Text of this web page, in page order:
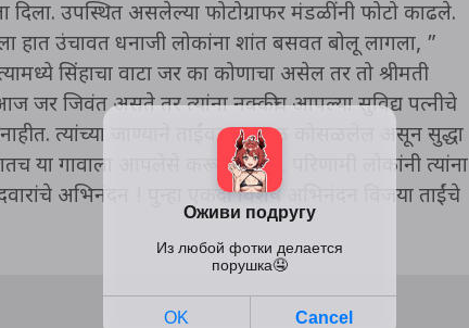
उपस्थित असलेल्या फोटोग्राफर मंडळींनी फोटो काढले.
हात उंचावत धनाजी लोकांना शांत बसवत बोलू लागला, ”
सिंहाचा वाटा जर का कोणाचा असेल तर तो श्रीमती
जर जिवंत असते तर त्यांना नक्कीच आपल्या सुविद्य पत्नीचे
त्यांच्या जाण्याने ताईंवर आभाळ कोसळलेल असून सुद्धा
या गावाला आपलेसे करून टाकले. परिणामी लोकांनी त्यांना
अभिनंदन ! पुन्हा एकदा विशेष अभिनंदन विजया ताईंचे